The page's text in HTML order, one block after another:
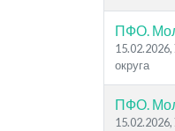
ПФО.
округа
ПФО.